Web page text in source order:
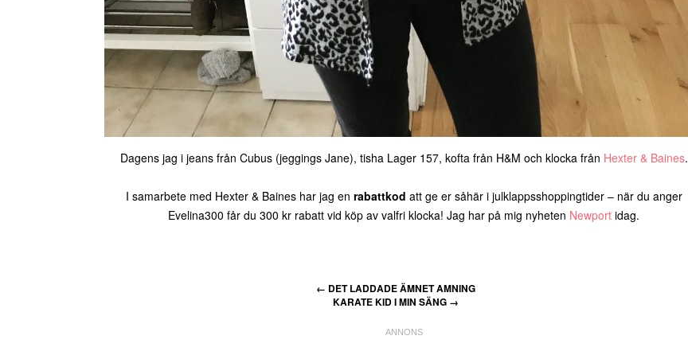
Dagens jag i jeans från Cubus (jeggings Jane), tisha Lager 157, kofta från H&M och klocka från Hexter & Baines.
I samarbete med Hexter & Baines har jag en rabattkod att ge er såhär i julklappsshoppingtider – när du anger
Evelina300 får du 300 kr rabatt vid köp av valfri klocka! Jag har på mig nyheten Newport idag.
← DET LADDADE ÄMNET AMNING
KARATE KID I MIN SÄNG →